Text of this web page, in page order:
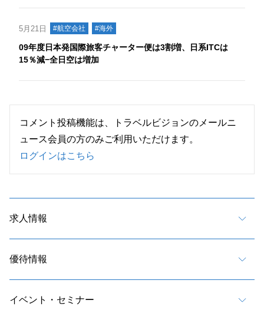
5月21日 #航空会社 #海外
09年度日本発国際旅客チャーター便は3割増、日系ITCは
15％減−全日空は増加
コメント投稿機能は、トラベルビジョンのメールニ
ュース会員の方のみご利用いただけます。
ログインはこちら
求人情報
優待情報
イベント・セミナー